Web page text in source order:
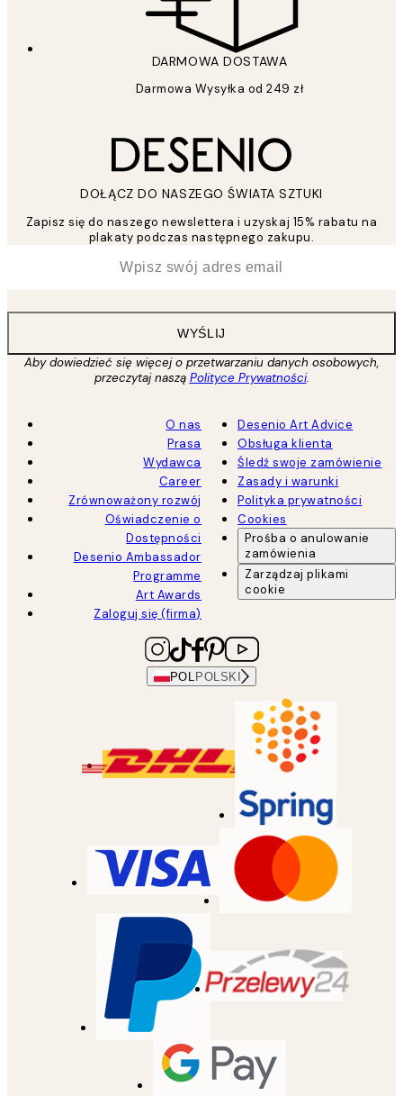
DARMOWA DOSTAWA
Darmowa Wysyłka od 249 zł
DOŁĄCZ DO NASZEGO ŚWIATA SZTUKI
Zapisz się do naszego newslettera i uzyskaj 15% rabatu na
plakaty podczas następnego zakupu.
WYŚLIJ
Aby dowiedzieć się więcej o przetwarzaniu danych osobowych,
przeczytaj naszą Polityce Prywatności.
O nas
Prasa
Wydawca
Career
Zrównoważony rozwój
Oświadczenie o
Dostępności
Desenio Ambassador
Programme
Art Awards
Zaloguj się (firma)
Desenio Art Advice
Obsługa klienta
Śledź swoje zamówienie
Zasady i warunki
Polityka prywatności
Cookies
Prośba o anulowanie
zamówienia
Zarządzaj plikami
cookie
POL POLSKI